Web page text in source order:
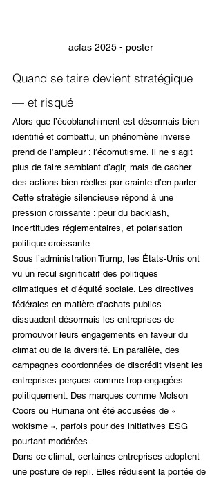
acfas 2025 - poster
Quand se taire devient stratégique
— et risqué
Alors que l’écoblanchiment est désormais bien
identifié et combattu, un phénomène inverse
prend de l’ampleur : l’écomutisme. Il ne s’agit
plus de faire semblant d’agir, mais de cacher
des actions bien réelles par crainte d’en parler.
Cette stratégie silencieuse répond à une
pression croissante : peur du backlash,
incertitudes réglementaires, et polarisation
politique croissante.
Sous l’administration Trump, les États-Unis ont
vu un recul significatif des politiques
climatiques et d’équité sociale. Les directives
fédérales en matière d’achats publics
dissuadent désormais les entreprises de
promouvoir leurs engagements en faveur du
climat ou de la diversité. En parallèle, des
campagnes coordonnées de discrédit visent les
entreprises perçues comme trop engagées
politiquement. Des marques comme Molson
Coors ou Humana ont été accusées de «
wokisme », parfois pour des initiatives ESG
pourtant modérées.
Dans ce climat, certaines entreprises adoptent
une posture de repli. Elles réduisent la portée de